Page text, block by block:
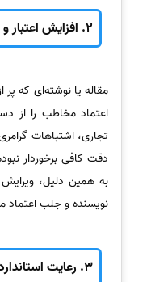
2. افزایش
مقاله یا نوشته‌ای که پر
اعتماد مخاطب را از
تجاری، اشتباهات
دقت کافی برخوردار
به همین دلیل، ویرایش
نویسنده و جلب
3. رعایت